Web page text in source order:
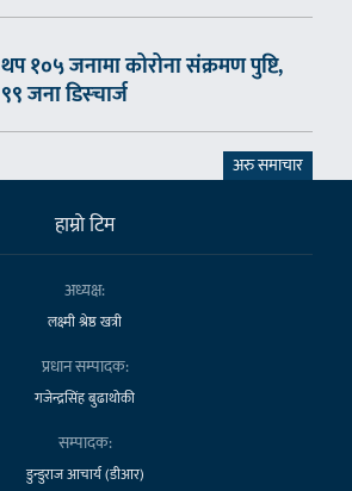
थप १०५ जनामा कोरोना संक्रमण पुष्टि,
९९ जना डिस्चार्ज
अरु समाचार
हाम्राे टिम
अध्यक्ष:
लक्ष्मी श्रेष्ठ खत्री
प्रधान सम्पादक:
गजेन्द्रसिंह बुढाथोकी
सम्पादक:
डुन्डुराज आचार्य (डीआर)